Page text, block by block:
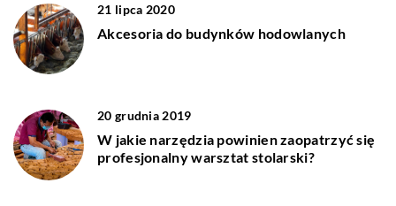
21 lipca 2020
Akcesoria do budynków hodowlanych
20 grudnia 2019
W jakie narzędzia powinien zaopatrzyć się
profesjonalny warsztat stolarski?